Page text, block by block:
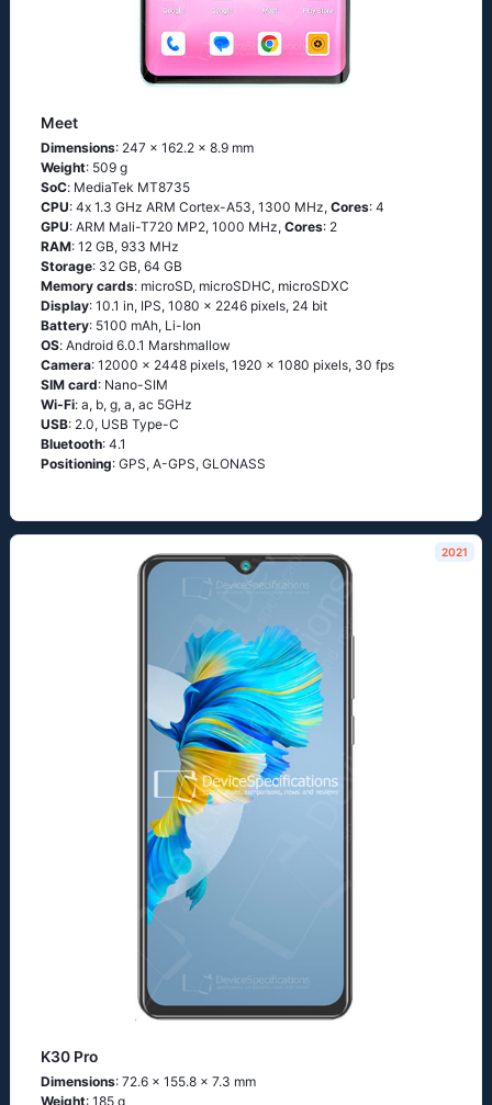
Meet
Dimensions: 247 x 162.2 x 8.9 mm
Weight: 509 g
SoC: МеdiаТеk МТ8735
CPU: 4х 1.3 GНz АRМ Соrtех-А53, 1300 MHz, Cores: 4
GPU: ARM Mali-T720 MP2, 1000 MHz, Cores: 2
RAM: 12 GB, 933 MHz
Storage: 32 GB, 64 GB
Memory cards: microSD, microSDHC, microSDXC
Display: 10.1 in, IPS, 1080 x 2246 pixels, 24 bit
Battery: 5100 mAh, Li-Ion
OS: Аndrоid 6.0.1 Маrshmаllоw
Camera: 12000 x 2448 pixels, 1920 x 1080 pixels, 30 fps
SIM card: Nano-SIM
Wi-Fi: а, b, g, а, ас 5GНz
USB: 2.0, USB Type-C
Bluetooth: 4.1
Positioning: GРS, А-GРS, GLОΝАSS
2021
K30 Pro
Dimensions: 72.6 x 155.8 x 7.3 mm
Weight: 185 g